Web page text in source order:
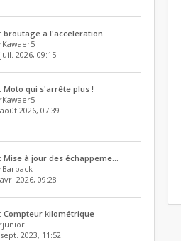
broutage a l'acceleration
Kawaer5
2026, 09:15
Moto qui s'arrête plus !
Kawaer5
2026, 07:39
Mise à jour des échappeme…
Barback
2026, 09:28
Compteur kilométrique
junior
2023, 11:52